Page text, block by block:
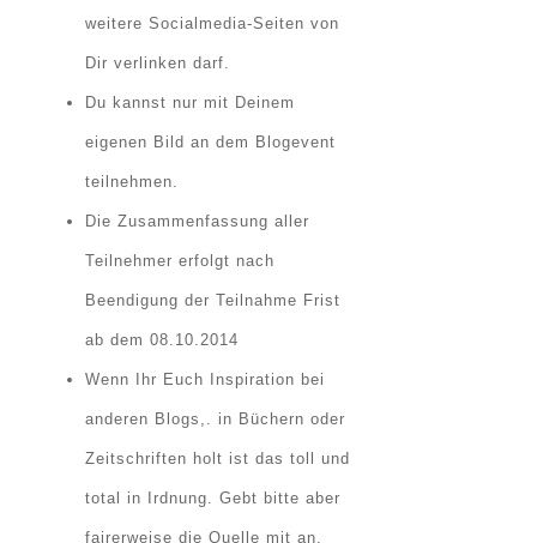
weitere Socialmedia-Seiten von
Dir verlinken darf.
Du kannst nur mit Deinem
eigenen Bild an dem Blogevent
teilnehmen.
Die Zusammenfassung aller
Teilnehmer erfolgt nach
Beendigung der Teilnahme Frist
ab dem 08.10.2014
Wenn Ihr Euch Inspiration bei
anderen Blogs,. in Büchern oder
Zeitschriften holt ist das toll und
total in Irdnung. Gebt bitte aber
fairerweise die Quelle mit an.